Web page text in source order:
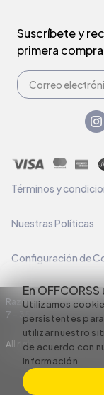
En
Utilizamos
persistentes para
utilizar nuestro
de acuerdo con
información
Suscríbete y
primera
Términos y
Nuestras Políticas
Configuración de
Razón Social: C.I
7 – 35
All rights reserved